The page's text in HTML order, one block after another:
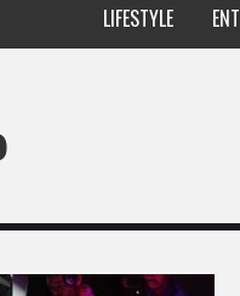
LIFESTYLE